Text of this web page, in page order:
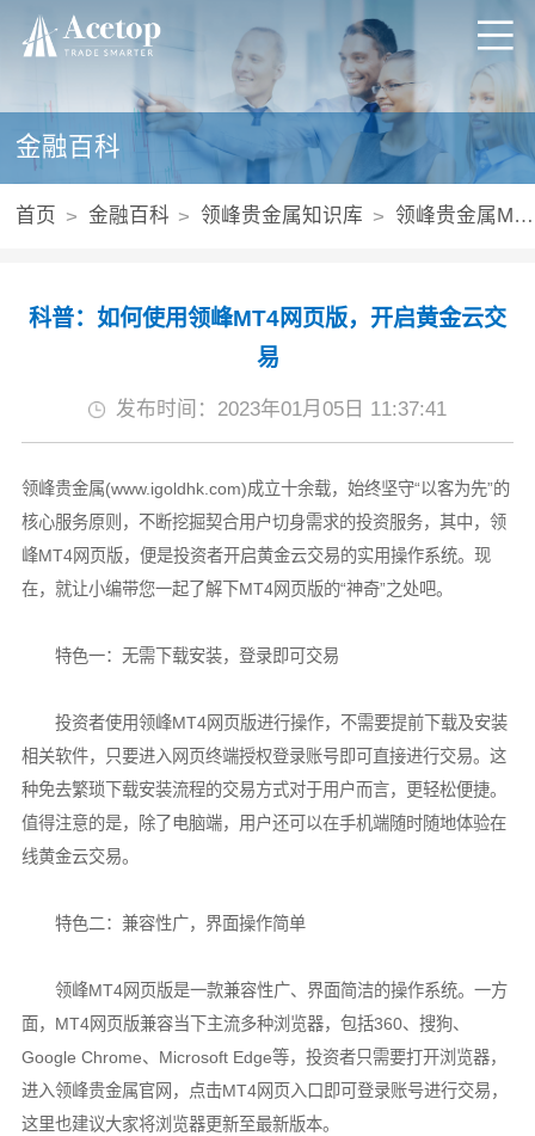
金融百科
首页 金融百科 领峰贵金属知识库 领峰贵金属MT4平台
科普：如何使用领峰MT4网页版，开启黄金云交
易
发布时间：2023年01月05日 11:37:41
领峰贵金属(www.igoldhk.com)成立十余载，始终坚守“以客为先”的
核心服务原则，不断挖掘契合用户切身需求的投资服务，其中，领
峰MT4网页版，便是投资者开启黄金云交易的实用操作系统。现
在，就让小编带您一起了解下MT4网页版的“神奇”之处吧。
特色一：无需下载安装，登录即可交易
投资者使用领峰MT4网页版进行操作，不需要提前下载及安装
相关软件，只要进入网页终端授权登录账号即可直接进行交易。这
种免去繁琐下载安装流程的交易方式对于用户而言，更轻松便捷。
值得注意的是，除了电脑端，用户还可以在手机端随时随地体验在
线黄金云交易。
特色二：兼容性广，界面操作简单
领峰MT4网页版是一款兼容性广、界面简洁的操作系统。一方
面，MT4网页版兼容当下主流多种浏览器，包括360、搜狗、
Google Chrome、Microsoft Edge等，投资者只需要打开浏览器，
进入领峰贵金属官网，点击MT4网页入口即可登录账号进行交易，
这里也建议大家将浏览器更新至最新版本。